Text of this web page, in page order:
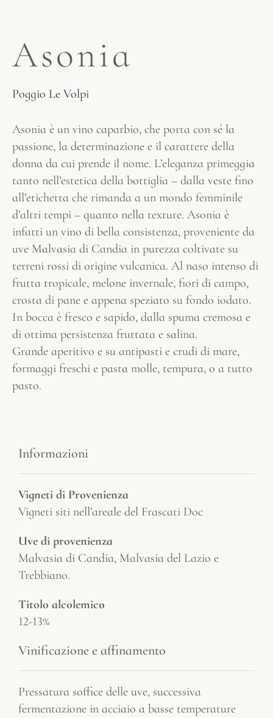
Asonia
Poggio Le Volpi
Asonia è un vino caparbio, che porta con sé la
passione, la determinazione e il carattere della
donna da cui prende il nome. L’eleganza primeggia
tanto nell’estetica della bottiglia – dalla veste fino
all’etichetta che rimanda a un mondo femminile
d’altri tempi – quanto nella texture. Asonia è
infatti un vino di bella consistenza, proveniente da
uve Malvasia di Candia in purezza coltivate su
terreni rossi di origine vulcanica. Al naso intenso di
frutta tropicale, melone invernale, fiori di campo,
crosta di pane e appena speziato su fondo iodato.
In bocca è fresco e sapido, dalla spuma cremosa e
di ottima persistenza fruttata e salina.
Grande aperitivo e su antipasti e crudi di mare,
formaggi freschi e pasta molle, tempura, o a tutto
pasto.
Informazioni
Vigneti di Provenienza
Vigneti siti nell’areale del Frascati Doc
Uve di provenienza
Malvasia di Candia, Malvasia del Lazio e
Trebbiano.
Titolo alcolemico
12-13%
Vinificazione e affinamento
Pressatura soffice delle uve, successiva
fermentazione in acciaio a basse temperature